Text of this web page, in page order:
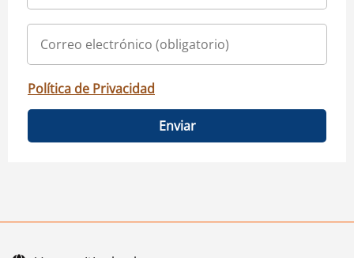
Política de Privacidad
Enviar